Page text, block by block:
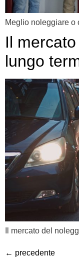
Meglio noleggiare o
Il
lungo
Il mercato del
← precedente